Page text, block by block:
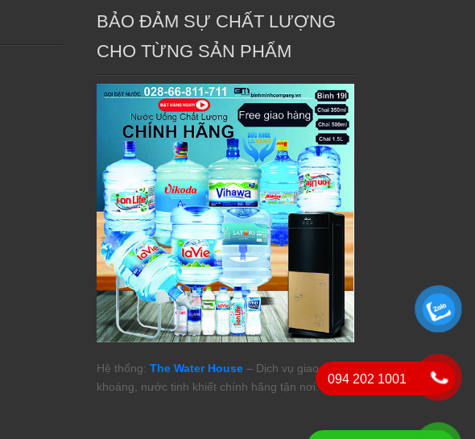
BẢO ĐẢM SỰ CHẤT LƯỢNG
CHO TỪNG SẢN PHẨM
Hệ thống: The Water House – Dịch vụ giao nước
khoáng, nước tinh khiết chính hãng tận nơi.
094 202 1001